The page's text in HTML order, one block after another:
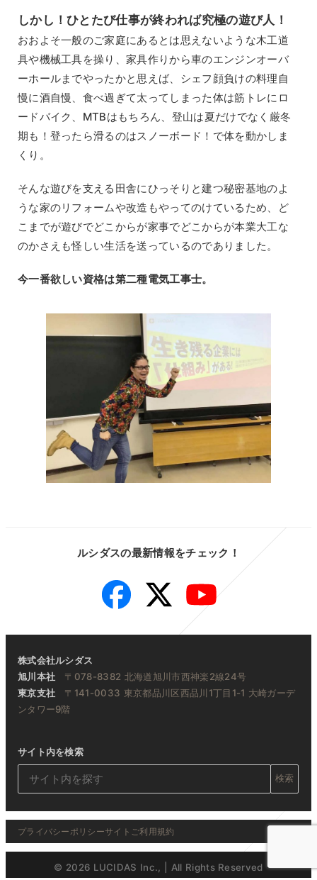
しかし！ひとたび仕事が終われば究極の遊び人！
おおよそ一般のご家庭にあるとは思えないような木工道
具や機械工具を操り、家具作りから車のエンジンオーバ
ーホールまでやったかと思えば、シェフ顔負けの料理自
慢に酒自慢、食べ過ぎて太ってしまった体は筋トレにロ
ードバイク、MTBはもちろん、登山は夏だけでなく厳冬
期も！登ったら滑るのはスノーボード！で体を動かしま
くり。
そんな遊びを支える田舎にひっそりと建つ秘密基地のよ
うな家のリフォームや改造もやってのけているため、ど
こまでが遊びでどこからが家事でどこからが本業大工な
のかさえも怪しい生活を送っているのでありました。
今一番欲しい資格は第二種電気工事士。
ルシダスの最新情報をチェック！
Facebook Twitter YouTube
株式会社ルシダス
旭川本社 〒078-8382 北海道旭川市西神楽2線24号
東京支社 〒141-0033 東京都品川区西品川1丁目1-1 大崎ガーデ
ンタワー9階
サイト内を検索
検索
プライバシーポリシーサイトご利用規約
© 2026 LUCIDAS Inc., | All Rights Reserved